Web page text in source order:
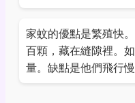
家蚊的優點是繁殖快
百顆，藏在縫隙裡。
量。缺點是他們飛行慢